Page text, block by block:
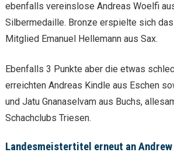
ebenfalls vereinslose Andreas Woelfi
Silbermedaille. Bronze erspielte sich das
Mitglied Emanuel Hellemann aus Sax.
Ebenfalls 3 Punkte aber die etwas
erreichten Andreas Kindle aus Eschen
und Jatu Gnanaselvam aus Buchs,
Schachclubs Triesen.
Landesmeistertitel erneut an Andrew